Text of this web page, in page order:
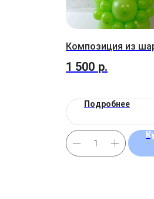
Композиция из
1 500 р.
Подробнее